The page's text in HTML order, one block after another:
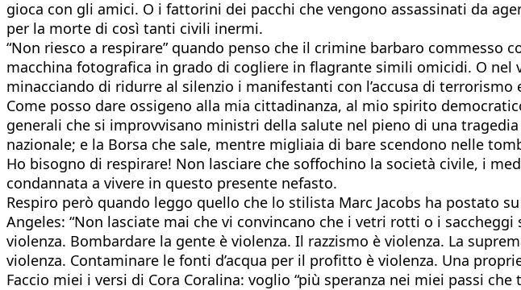
gioca con gli amici. O i fattorini dei pacchi che vengono assassinati da
per la morte di così tanti civili inermi.
“Non riesco a respirare” quando penso che il crimine barbaro
macchina fotografica in grado di cogliere in flagrante simili omicidi. O nel
minacciando di ridurre al silenzio i manifestanti con l’accusa di terrorismo
Come posso dare ossigeno alla mia cittadinanza, al mio spirito
generali che si improvvisano ministri della salute nel pieno di una
nazionale; e la Borsa che sale, mentre migliaia di bare scendono nelle
Ho bisogno di respirare! Non lasciare che soffochino la società civile, i
condannata a vivere in questo presente nefasto.
Respiro però quando leggo quello che lo stilista Marc Jacobs ha postato
Angeles: “Non lasciate mai che vi convincano che i vetri rotti o i
violenza. Bombardare la gente è violenza. Il razzismo è violenza. La
violenza. Contaminare le fonti d’acqua per il profitto è violenza. Una
Faccio miei i versi di Cora Coralina: voglio “più speranza nei miei passi che